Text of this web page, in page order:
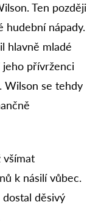
Ten později
hudební nápady.
hlavně mladé
jeho přívrženci
Wilson se tehdy
všímat
k násilí vůbec.
děsivý